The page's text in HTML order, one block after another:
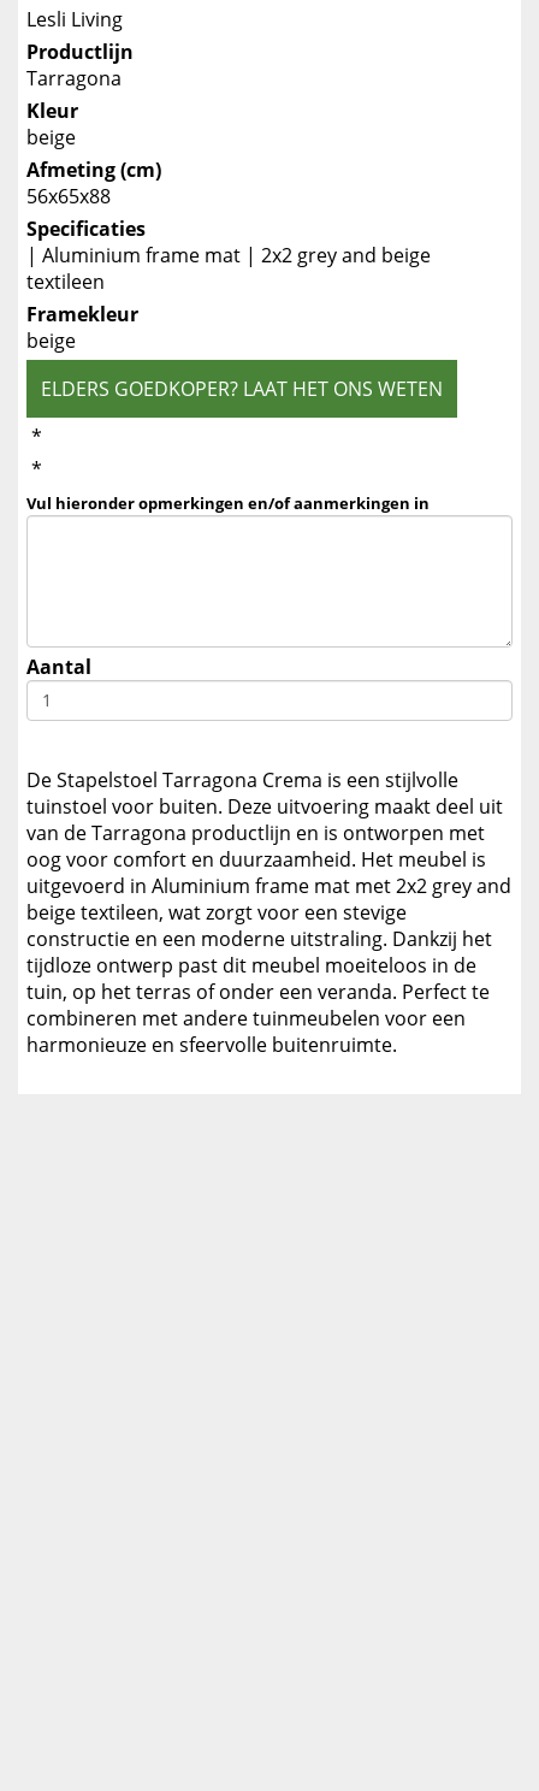
Lesli Living
Productlijn
Tarragona
Kleur
beige
Afmeting (cm)
56x65x88
Specificaties
| Aluminium frame mat | 2x2 grey and beige
textileen
Framekleur
beige
ELDERS GOEDKOPER? LAAT HET ONS WETEN
*
*
Vul hieronder opmerkingen en/of aanmerkingen in
Aantal
De Stapelstoel Tarragona Crema is een stijlvolle
tuinstoel voor buiten. Deze uitvoering maakt deel uit
van de Tarragona productlijn en is ontworpen met
oog voor comfort en duurzaamheid. Het meubel is
uitgevoerd in Aluminium frame mat met 2x2 grey and
beige textileen, wat zorgt voor een stevige
constructie en een moderne uitstraling. Dankzij het
tijdloze ontwerp past dit meubel moeiteloos in de
tuin, op het terras of onder een veranda. Perfect te
combineren met andere tuinmeubelen voor een
harmonieuze en sfeervolle buitenruimte.